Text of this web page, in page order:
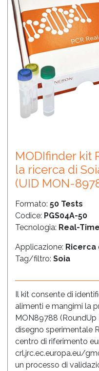
MODIfinder kit
la ricerca di
(UID MON-
Formato: 50 Tests
Codice: PGS04A-50
Tecnologia: Real-
Applicazione: Ricerca
Tag/filtro: Soia
Il kit consente di
alimenti e mangimi la
MON89788
disegno sperimentale
centro di riferimento
crl.jrc.ec.europa.eu/
un processo di